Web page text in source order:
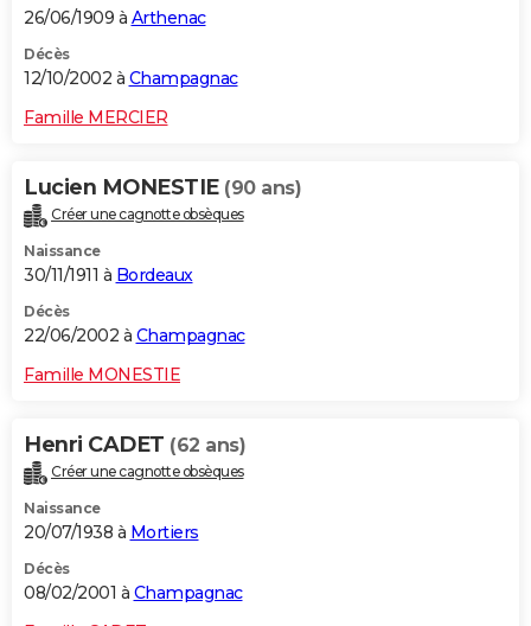
26/06/1909 à Arthenac
Décès
12/10/2002 à Champagnac
Famille MERCIER
Lucien MONESTIE (90 ans)
Créer une cagnotte obsèques
Naissance
30/11/1911 à Bordeaux
Décès
22/06/2002 à Champagnac
Famille MONESTIE
Henri CADET (62 ans)
Créer une cagnotte obsèques
Naissance
20/07/1938 à Mortiers
Décès
08/02/2001 à Champagnac